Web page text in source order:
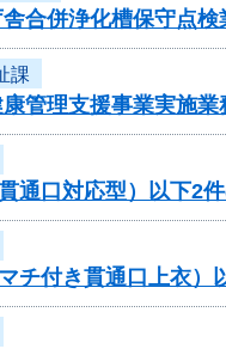
合併浄化槽保守点
課
管理支援事業実施
通口対応型）以下2
チ付き貫通口上衣）